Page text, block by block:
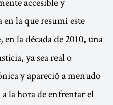
la que resumí este
la década de 2010, una
ya sea real o
y apareció a menudo
la hora de enfrentar el